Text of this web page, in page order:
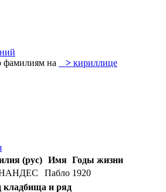
фамилиям на
> кириллице
(рус) Имя Годы жизни
Пабло 1920
кладбища и ряд